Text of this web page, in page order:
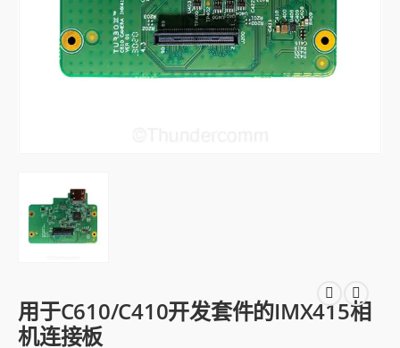
用于C610/C410开发套件的IMX415相
机连接板